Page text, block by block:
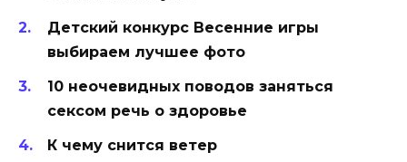
Детский конкурс Весенние игры
выбираем лучшее фото
10 неочевидных поводов заняться
сексом речь о здоровье
К чему снится ветер